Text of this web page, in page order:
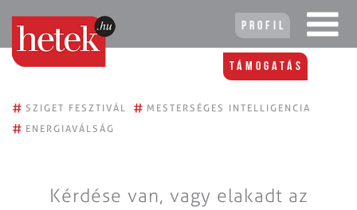
Profil
Támogatás
# SZIGET FESZTIVÁL # MESTERSÉGES INTELLIGENCIA
# ENERGIAVÁLSÁG
Kérdése van, vagy elakadt az